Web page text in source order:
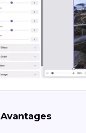
Avantages